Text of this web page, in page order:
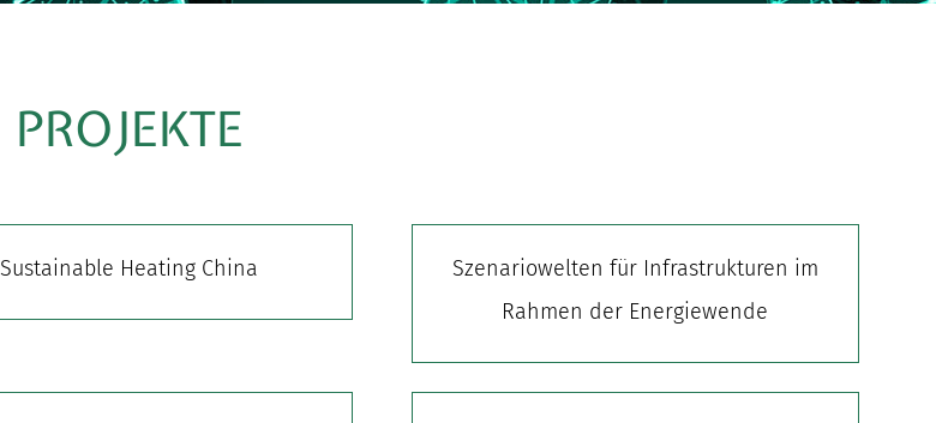
PROJEKTE
Sustainable Heating China
Szenariowelten für Infrastrukturen im
Rahmen der Energiewende